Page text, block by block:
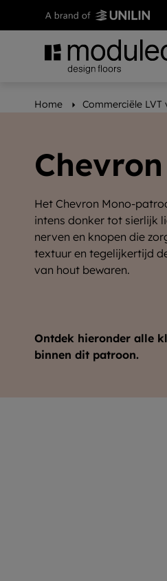
Home Commerciële LVT
Chevron
Het Chevron Mono-
intens donker tot sierlijk
nerven en knopen die
textuur en tegelijkertijd de
van hout bewaren.
Ontdek hieronder alle
binnen dit patroon.